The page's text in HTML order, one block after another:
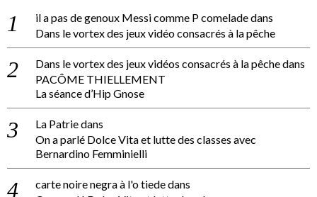
il a pas de genoux Messi comme P comeladedans
Dans le vortex des jeux vidéo consacrés à la pêche
Dans le vortex des jeux vidéos consacrés à la pêchedans
PACÔME THIELLEMENT
La séance d’Hip Gnose
La Patriedans
On a parlé Dolce Vita et lutte des classes avec
Bernardino Femminielli
carte noire negra à l'o tiededans